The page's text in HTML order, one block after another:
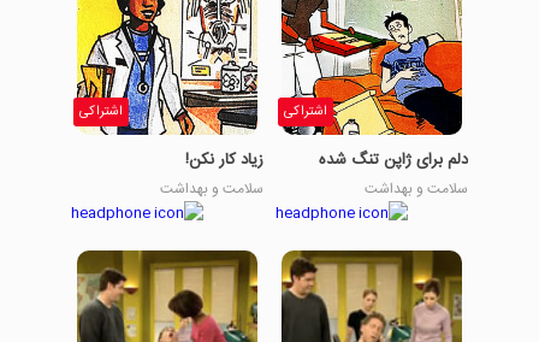
اشتراکی
دلم برای ژاپن تنگ شده
سلامت و بهداشت
اشتراکی
زیاد کار نکن!
سلامت و بهداشت